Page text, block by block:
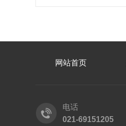
网站首页
电话
021-69151205